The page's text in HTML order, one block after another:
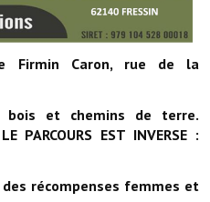
Firmin Caron, rue de la
et chemins de terre.
PARCOURS EST INVERSE :
récompenses femmes et